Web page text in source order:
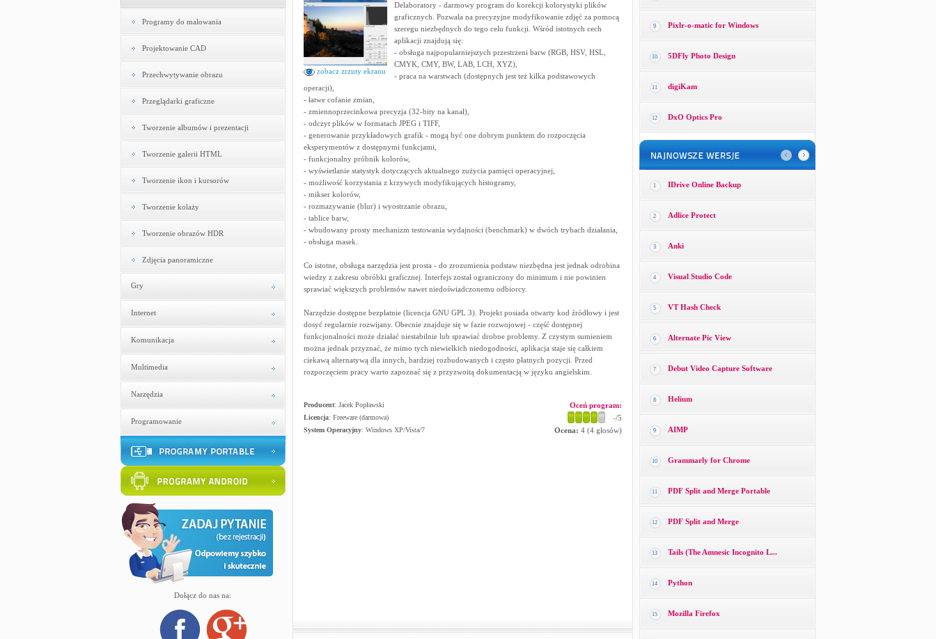
Programy do malowania
Projektowanie CAD
Przechwytywanie obrazu
Przeglądarki graficzne
Tworzenie albumów i prezentacji
Tworzenie galerii HTML
Tworzenie ikon i kursorów
Tworzenie kolaży
Tworzenie obrazów HDR
Zdjęcia panoramiczne
Gry
Internet
Komunikacja
Multimedia
Narzędzia
Programowanie
Dołącz do nas na:
zobacz zrzuty ekranu
Delaboratory - darmowy program do korekcji kolorystyki plików
graficznych. Pozwala na precyzyjne modyfikowanie zdjęć za pomocą
szeregu niezbędnych do tego celu funkcji. Wśród istotnych cech
aplikacji znajdują się:
- obsługa najpopularniejszych przestrzeni barw (RGB, HSV, HSL,
CMYK, CMY, BW, LAB, LCH, XYZ),
- praca na warstwach (dostępnych jest też kilka podstawowych
operacji),
- łatwe cofanie zmian,
- zmiennoprzecinkowa precyzja (32-bity na kanał),
- odczyt plików w formatach JPEG i TIFF,
- generowanie przykładowych grafik - mogą być one dobrym punktem do rozpoczęcia
eksperymentów z dostępnymi funkcjami,
- funkcjonalny próbnik kolorów,
- wyświetlanie statystyk dotyczących aktualnego zużycia pamięci operacyjnej,
- możliwość korzystania z krzywych modyfikujących histogramy,
- mikser kolorów,
- rozmazywanie (blur) i wyostrzanie obrazu,
- tablice barw,
- wbudowany prosty mechanizm testowania wydajności (benchmark) w dwóch trybach działania,
- obsługa masek.
Co istotne, obsługa narzędzia jest prosta - do zrozumienia podstaw niezbędna jest jednak odrobina
wiedzy z zakresu obróbki graficznej. Interfejs został ograniczony do minimum i nie powinien
sprawiać większych problemów nawet niedoświadczonemu odbiorcy.
Narzędzie dostępne bezpłatnie (licencja GNU GPL 3). Projekt posiada otwarty kod źródłowy i jest
dosyć regularnie rozwijany. Obecnie znajduje się w fazie rozwojowej - część dostępnej
funkcjonalności może działać niestabilnie lub sprawiać drobne problemy. Z czystym sumieniem
można jednak przyznać, że mimo tych niewielkich niedogodności, aplikacja staje się całkiem
ciekawą alternatywą dla innych, bardziej rozbudowanych i często płatnych pozycji. Przed
rozpoczęciem pracy warto zapoznać się z przyzwoitą dokumentacją w języku angielskim.
Producent: Jacek Popławski
Licencja: Freeware (darmowa)
System Operacyjny: Windows XP/Vista/7
Oceń program:
-/5
Ocena: 4(4głosów)
9 Pixlr-o-matic for Windows
10 5DFly Photo Design
11 digiKam
12 DxO Optics Pro
1 IDrive Online Backup
2 Adlice Protect
3 Anki
4 Visual Studio Code
5 VT Hash Check
6 Alternate Pic View
7 Debut Video Capture Software
8 Helium
9 AIMP
10 Grammarly for Chrome
11 PDF Split and Merge Portable
12 PDF Split and Merge
13 Tails (The Amnesic Incognito L...
14 Python
15 Mozilla Firefox